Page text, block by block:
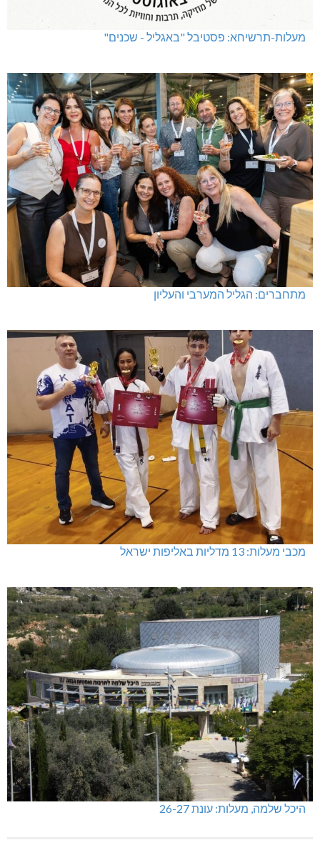
מעלות-תרשיחא: פסטיבל "באגליל - שכנים"
מתחברים: הגליל המערבי והעליון
מכבי מעלות: 13 מדליות באליפות ישראל